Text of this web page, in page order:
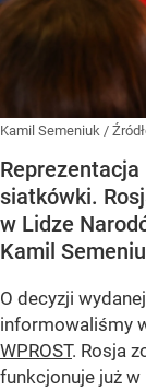
Kamil Semeniuk /
siatkówki.
w Lidze
Kamil
O decyzji
informowaliśmy
WPROST. Rosja
funkcjonuje już w